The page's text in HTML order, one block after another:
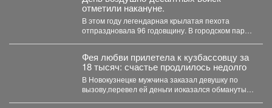
отметили накануне.
В этом году легендарная крылатая пехота
отпраздновала 96 годовщину. В городском парке
Фея любви прилетела к кузбассовцу за
18 тысяч: счастье продлилось недолго
В Новокузнецке мужчина заказал девушку по
вызову,перевел ей деньги иоказался обманутым.